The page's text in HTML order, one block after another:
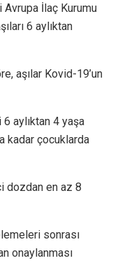
İlaç Kurumu
6 aylıktan
aşılar Kovid-19’un
aylıktan 4 yaşa
kadar çocuklarda
dozdan en az 8
sonrası
onaylanması